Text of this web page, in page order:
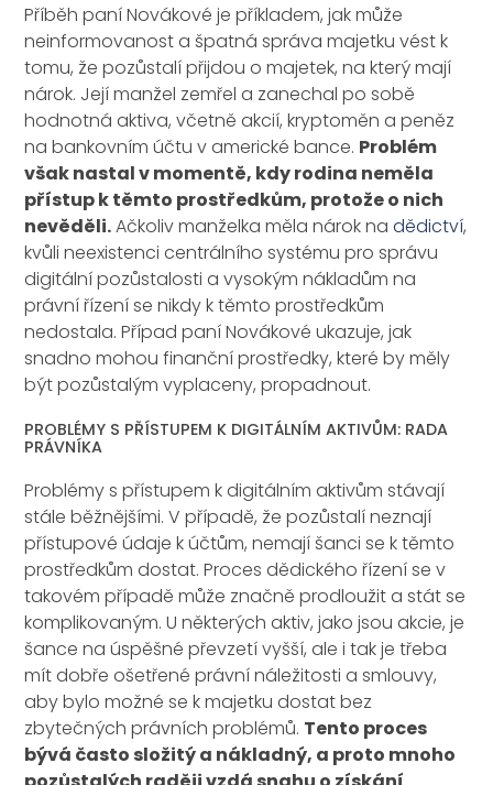
Příběh paní Novákové je příkladem, jak může
neinformovanost a špatná správa majetku vést k
tomu, že pozůstalí přijdou o majetek, na který mají
nárok. Její manžel zemřel a zanechal po sobě
hodnotná aktiva, včetně akcií, kryptoměn a peněz
na bankovním účtu v americké bance. Problém
však nastal v momentě, kdy rodina neměla
přístup k těmto prostředkům, protože o nich
nevěděli.Ačkoliv manželka měla nárok nadědictví,
kvůli neexistenci centrálního systému pro správu
digitální pozůstalosti a vysokým nákladům na
právní řízení se nikdy k těmto prostředkům
nedostala. Případ paní Novákové ukazuje, jak
snadno mohou finanční prostředky, které by měly
být pozůstalým vyplaceny, propadnout.
PROBLÉMY S PŘÍSTUPEM K DIGITÁLNÍM AKTIVŮM: RADA
PRÁVNÍKA
Problémy s přístupem k digitálním aktivům stávají
stále běžnějšími. V případě, že pozůstalí neznají
přístupové údaje k účtům, nemají šanci se k těmto
prostředkům dostat. Proces dědického řízení se v
takovém případě může značně prodloužit a stát se
komplikovaným. U některých aktiv, jako jsou akcie, je
šance na úspěšné převzetí vyšší, ale i tak je třeba
mít dobře ošetřené právní náležitosti a smlouvy,
aby bylo možné se k majetku dostat bez
zbytečných právních problémů. Tento proces
bývá často složitý a nákladný, a proto mnoho